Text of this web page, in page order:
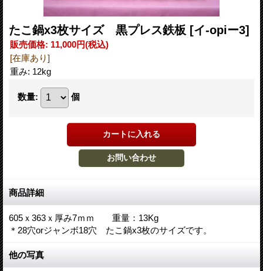
たこ鍋x3枚サイズ 黒プレス鉄板 [イ-opiー3]
販売価格: 11,000円(税込)
[在庫あり]
重み: 12kg
数量: 個
商品詳細
605ｘ363ｘ厚み7ｍｍ 重量：13Kg
＊28穴orジャンボ18穴 たこ鍋x3枚のサイズです。
他の写真